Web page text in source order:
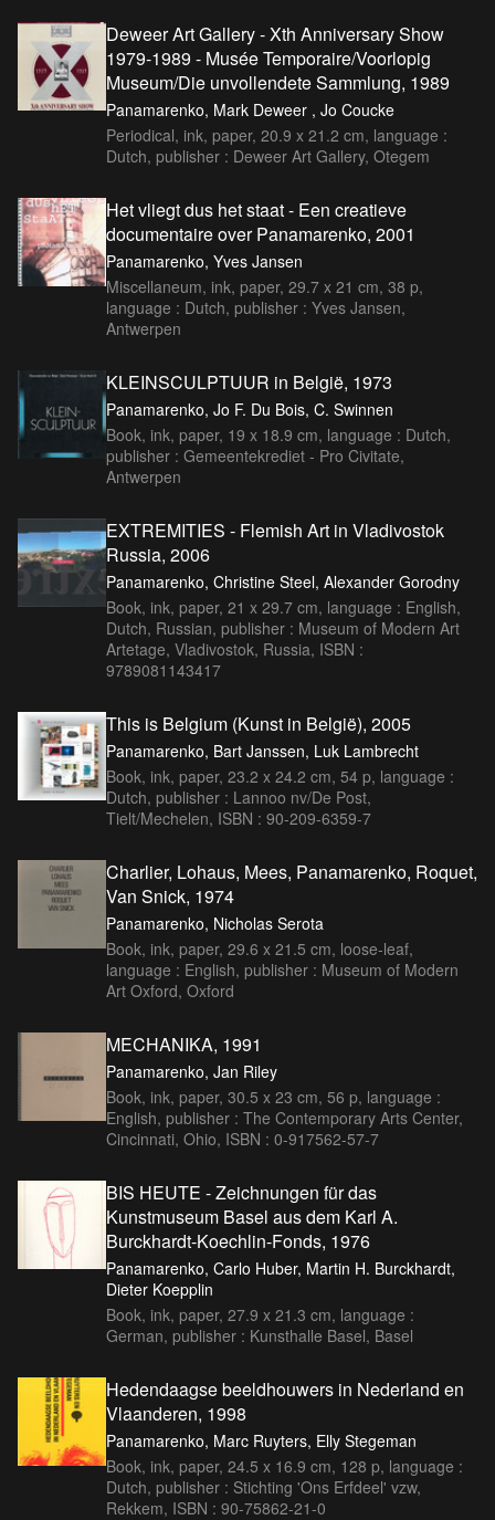
Deweer Art Gallery - Xth Anniversary Show
1979-1989 - Musée Temporaire/Voorlopig
Museum/Die unvollendete Sammlung, 1989
Panamarenko, Mark Deweer , Jo Coucke
Periodical, ink, paper, 20.9 x 21.2 cm, language :
Dutch, publisher : Deweer Art Gallery, Otegem
Het vliegt dus het staat - Een creatieve
documentaire over Panamarenko, 2001
Panamarenko, Yves Jansen
Miscellaneum, ink, paper, 29.7 x 21 cm, 38 p,
language : Dutch, publisher : Yves Jansen,
Antwerpen
KLEINSCULPTUUR in België, 1973
Panamarenko, Jo F. Du Bois, C. Swinnen
Book, ink, paper, 19 x 18.9 cm, language : Dutch,
publisher : Gemeentekrediet - Pro Civitate,
Antwerpen
EXTREMITIES - Flemish Art in Vladivostok
Russia, 2006
Panamarenko, Christine Steel, Alexander Gorodny
Book, ink, paper, 21 x 29.7 cm, language : English,
Dutch, Russian, publisher : Museum of Modern Art
Artetage, Vladivostok, Russia, ISBN :
9789081143417
This is Belgium (Kunst in België), 2005
Panamarenko, Bart Janssen, Luk Lambrecht
Book, ink, paper, 23.2 x 24.2 cm, 54 p, language :
Dutch, publisher : Lannoo nv/De Post,
Tielt/Mechelen, ISBN : 90-209-6359-7
Charlier, Lohaus, Mees, Panamarenko, Roquet,
Van Snick, 1974
Panamarenko, Nicholas Serota
Book, ink, paper, 29.6 x 21.5 cm, loose-leaf,
language : English, publisher : Museum of Modern
Art Oxford, Oxford
MECHANIKA, 1991
Panamarenko, Jan Riley
Book, ink, paper, 30.5 x 23 cm, 56 p, language :
English, publisher : The Contemporary Arts Center,
Cincinnati, Ohio, ISBN : 0-917562-57-7
BIS HEUTE - Zeichnungen für das
Kunstmuseum Basel aus dem Karl A.
Burckhardt-Koechlin-Fonds, 1976
Panamarenko, Carlo Huber, Martin H. Burckhardt,
Dieter Koepplin
Book, ink, paper, 27.9 x 21.3 cm, language :
German, publisher : Kunsthalle Basel, Basel
Hedendaagse beeldhouwers in Nederland en
Vlaanderen, 1998
Panamarenko, Marc Ruyters, Elly Stegeman
Book, ink, paper, 24.5 x 16.9 cm, 128 p, language :
Dutch, publisher : Stichting 'Ons Erfdeel' vzw,
Rekkem, ISBN : 90-75862-21-0